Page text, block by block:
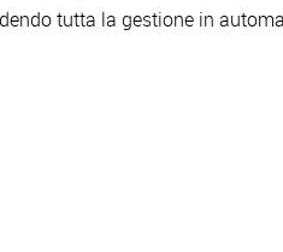
tutta la gestione in